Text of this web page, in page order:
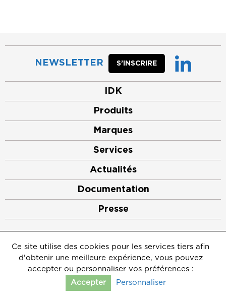
NEWSLETTER S’INSCRIRE
IDK
Produits
Marques
Services
Actualités
Documentation
Presse
Mentions légales
Crédits
Politique de protection des données personnelles
Gérer les cookies
Contact
Afficher le comparateur
Ce site utilise des cookies pour les services tiers afin
d'obtenir une meilleure expérience, vous pouvez
accepter ou personnaliser vos préférences :
Accepter
Personnaliser